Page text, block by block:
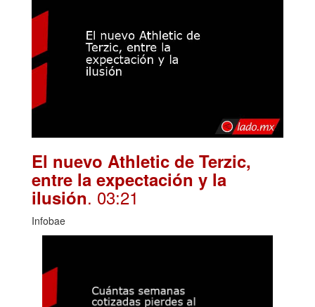
El nuevo Athletic de Terzic,
entre la expectación y la
ilusión. 03:21
Infobae